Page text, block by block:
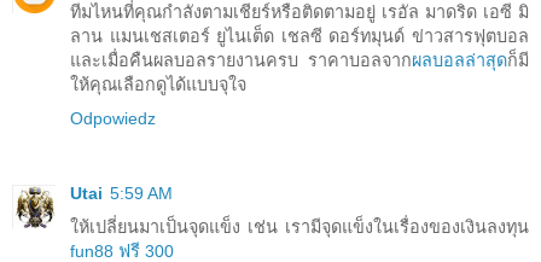
ทีมไหนที่คุณกำลังตามเชียร์หรือติดตามอยู่ เรอัล มาดริด เอซี มิ
ลาน แมนเชสเตอร์ ยูไนเต็ด เชลซี ดอร์ทมุนด์ ข่าวสารฟุตบอล
และเมื่อคืนผลบอลรายงานครบ ราคาบอลจากผลบอลล่าสุดก็มี
ให้คุณเลือกดูได้แบบจุใจ
Odpowiedz
Utai 5:59 AM
ให้เปลี่ยนมาเป็นจุดแข็ง เช่น เรามีจุดแข็งในเรื่องของเงินลงทุน
fun88 ฟรี 300